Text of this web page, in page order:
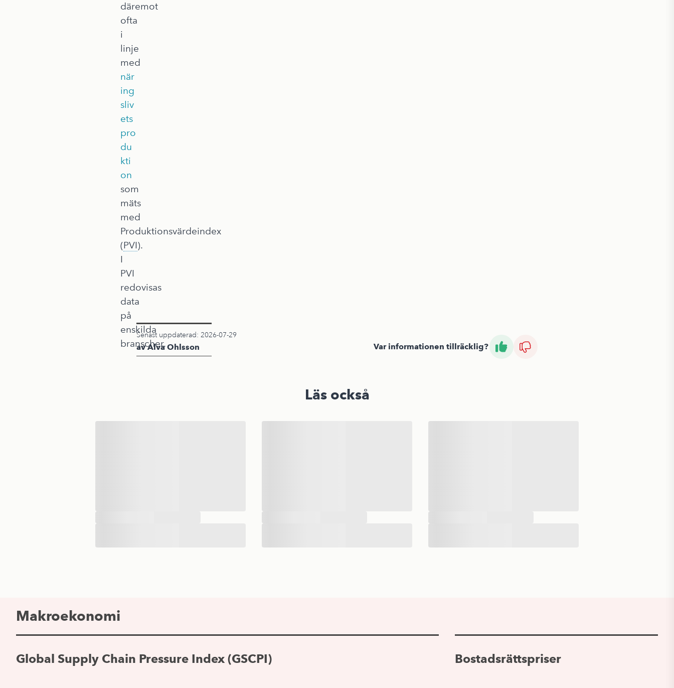
däremot
ofta
i
linje
med
när
ing
sliv
ets
pro
du
kti
on
som
mäts
med
Produktionsvärdeindex
(PVI).
I
PVI
redovisas
data
på
enskilda
branscher.
Senast uppdaterad: 2026-07-29
av Alva Ohlsson Var informationen tillräcklig?
Läs också
Makroekonomi
Global Supply Chain Pressure Index (GSCPI) Bostadsrättspriser